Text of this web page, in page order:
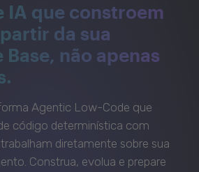
IA que constroem
da sua
não apenas
Agentic Low-Code que
código determinística com
diretamente sobre sua
Construa, evolua e prepare